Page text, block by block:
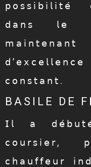
𝗉𝗈𝗌𝗌𝗂𝖻𝗂𝗅𝗂𝗍𝖾́
𝖽𝖺𝗇𝗌 𝗅𝖾
𝖼𝗈𝗇𝗌𝗍𝖺𝗇𝗍.
BASILE DE
𝖨𝗅 𝖺
𝖼𝗈𝗎𝗋𝗌𝗂𝖾𝗋,
𝖼𝗁𝖺𝗎𝖿𝖿𝖾𝗎𝗋